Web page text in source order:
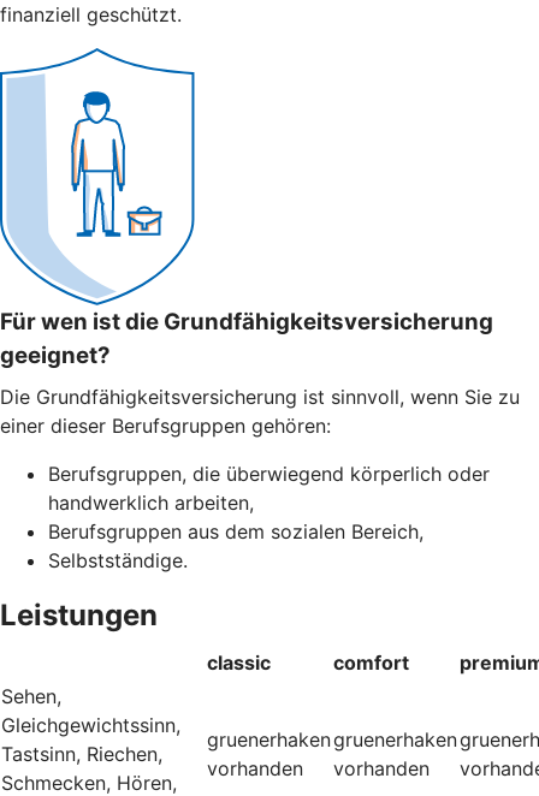
finanziell geschützt.
Für wen ist die Grundfähigkeitsversicherung
geeignet?
Die Grundfähigkeitsversicherung ist sinnvoll, wenn Sie zu
einer dieser Berufsgruppen gehören:
Berufsgruppen, die überwiegend körperlich oder
handwerklich arbeiten,
Berufsgruppen aus dem sozialen Bereich,
Selbstständige.
Leistungen
classic comfort
Sehen,
Gleichgewichtssinn,
Tastsinn, Riechen,
Schmecken, Hören,
gruenerhaken
vorhanden
gruenerhaken
vorhanden